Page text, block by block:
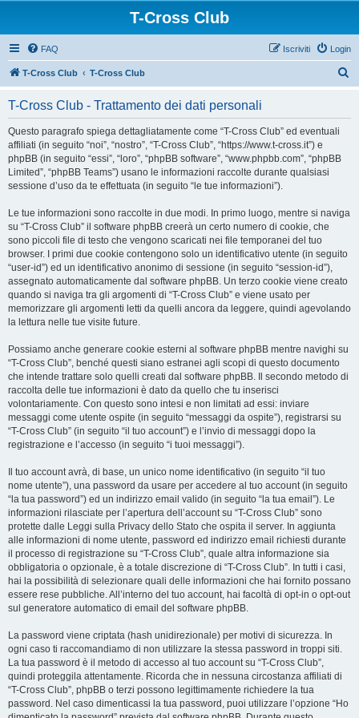
T-Cross Club
FAQ Login
Iscriviti
T-Cross Club T-Cross Club
T-Cross Club - Trattamento dei dati personali
Questo paragrafo spiega dettagliatamente come “T-Cross Club” ed eventuali
affiliati (in seguito “noi”, “nostro”, “T-Cross Club”, “https://www.t-cross.it”) e
phpBB (in seguito “essi”, “loro”, “phpBB software”, “www.phpbb.com”, “phpBB
Limited”, “phpBB Teams”) usano le informazioni raccolte durante qualsiasi
sessione d’uso da te effettuata (in seguito “le tue informazioni”).
Le tue informazioni sono raccolte in due modi. In primo luogo, mentre si naviga
su “T-Cross Club” il software phpBB creerà un certo numero di cookie, che
sono piccoli file di testo che vengono scaricati nei file temporanei del tuo
browser. I primi due cookie contengono solo un identificativo utente (in seguito
“user-id”) ed un identificativo anonimo di sessione (in seguito “session-id”),
assegnato automaticamente dal software phpBB. Un terzo cookie viene creato
quando si naviga tra gli argomenti di “T-Cross Club” e viene usato per
memorizzare gli argomenti letti da quelli ancora da leggere, quindi agevolando
la lettura nelle tue visite future.
Possiamo anche generare cookie esterni al software phpBB mentre navighi su
“T-Cross Club”, benché questi siano estranei agli scopi di questo documento
che intende trattare solo quelli creati dal software phpBB. Il secondo metodo di
raccolta delle tue informazioni è dato da quello che tu inserisci
volontariamente. Con questo sono intesi e non limitati ad essi: inviare
messaggi come utente ospite (in seguito “messaggi da ospite”), registrarsi su
“T-Cross Club” (in seguito “il tuo account”) e l’invio di messaggi dopo la
registrazione e l’accesso (in seguito “i tuoi messaggi”).
Il tuo account avrà, di base, un unico nome identificativo (in seguito “il tuo
nome utente”), una password da usare per accedere al tuo account (in seguito
“la tua password”) ed un indirizzo email valido (in seguito “la tua email”). Le
informazioni rilasciate per l’apertura dell’account su “T-Cross Club” sono
protette dalle Leggi sulla Privacy dello Stato che ospita il server. In aggiunta
alle informazioni di nome utente, password ed indirizzo email richiesti durante
il processo di registrazione su “T-Cross Club”, quale altra informazione sia
obbligatoria o opzionale, è a totale discrezione di “T-Cross Club”. In tutti i casi,
hai la possibilità di selezionare quali delle informazioni che hai fornito possano
essere rese pubbliche. All’interno del tuo account, hai facoltà di opt-in o opt-out
sul generatore automatico di email del software phpBB.
La password viene criptata (hash unidirezionale) per motivi di sicurezza. In
ogni caso ti raccomandiamo di non utilizzare la stessa password in troppi siti.
La tua password è il metodo di accesso al tuo account su “T-Cross Club”,
quindi proteggila attentamente. Ricorda che in nessuna circostanza affiliati di
“T-Cross Club”, phpBB o terzi possono legittimamente richiedere la tua
password. Nel caso dimenticassi la tua password, puoi utilizzare l’opzione “Ho